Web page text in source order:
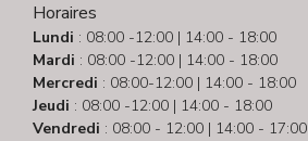
Horaires
Lundi : 08:00 -12:00 | 14:00 - 18:00
Mardi : 08:00 -12:00 | 14:00 - 18:00
Mercredi : 08:00-12:00 | 14:00 - 18:00
Jeudi : 08:00 -12:00 | 14:00 - 18:00
Vendredi : 08:00 - 12:00 | 14:00 - 17:00